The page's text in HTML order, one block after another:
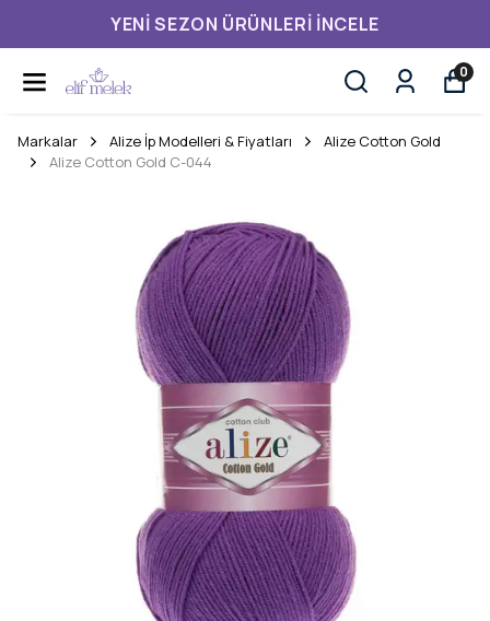
YENI SEZON ÜRÜNLERI İNCELE
0
Markalar Alize İp Modelleri & Fiyatları
Alize Cotton Gold
Alize Cotton Gold C-044